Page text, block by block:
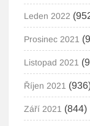
Leden 2022
Prosinec 2021
Listopad 2021
Říjen 2021
Září 2021 (844)